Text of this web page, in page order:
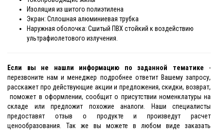
Изоляция из шитого полиэтилена
Экран: Сплошная алюминиевая трубка
Наружная оболочка: Сшитый ПВХ стойкий к воздействию
ультрафиолетового излучения.
Если вы не нашли информацию по заданной тематике -
перезвоните нам и менеджер подробнее ответит Вашему запросу,
расскажет про действующие акции и предложения, скидки, возврат,
поможет в оформлении, сообщит о присутствии номенклатуры на
складе или предложит похожие аналоги. Наши специалисты
предоставят отзыв о продукте и произведут расчет
ценообразования. Так же вы можете в любом виде заказать